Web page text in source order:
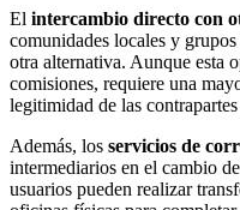
El intercambio directo con
comunidades locales y
otra alternativa. Aunque esta
comisiones, requiere una
legitimidad de las
Además, los servicios de
intermediarios en el cambio
usuarios pueden realizar